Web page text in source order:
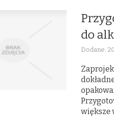
do
Dodane:
większe